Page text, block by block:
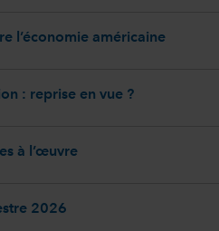
l’économie américaine
: reprise en vue ?
à l’œuvre
2026